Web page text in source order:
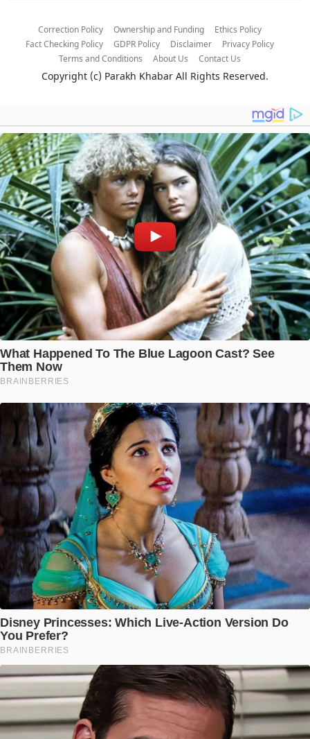
Correction Policy Ownership and Funding
Ethics Policy
Fact Checking Policy
GDPR Policy Disclaimer
Privacy Policy
Terms and Conditions
About Us Contact Us
Copyright (c) Parakh Khabar All Rights Reserved.